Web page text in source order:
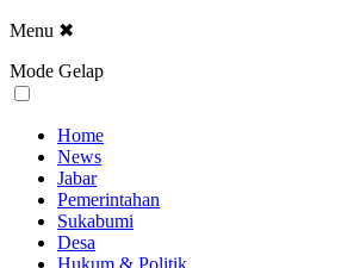
Menu ✖
Mode Gelap
Home
News
Jabar
Pemerintahan
Sukabumi
Desa
Hukum & Politik